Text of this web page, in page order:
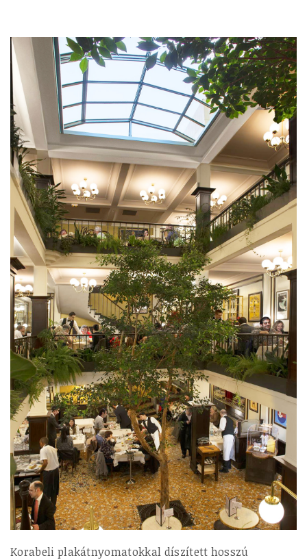
Korabeli plakátnyomatokkal díszített hosszú